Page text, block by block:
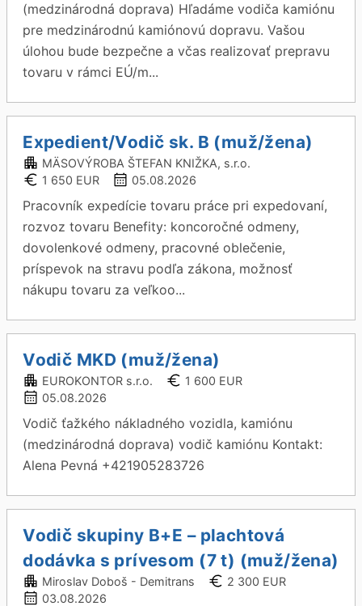
(medzinárodná doprava) Hľadáme vodiča kamiónu
pre medzinárodnú kamiónovú dopravu. Vašou
úlohou bude bezpečne a včas realizovať prepravu
tovaru v rámci EÚ/m...
Expedient/Vodič sk. B (muž/žena)
MÄSOVÝROBA ŠTEFAN KNIŽKA, s.r.o.
1 650 EUR
05.08.2026
Pracovník expedície tovaru práce pri expedovaní,
rozvoz tovaru Benefity: koncoročné odmeny,
dovolenkové odmeny, pracovné oblečenie,
príspevok na stravu podľa zákona, možnosť
nákupu tovaru za veľkoo...
Vodič MKD (muž/žena)
EUROKONTOR s.r.o.
1 600 EUR
05.08.2026
Vodič ťažkého nákladného vozidla, kamiónu
(medzinárodná doprava) vodič kamiónu Kontakt:
Alena Pevná +421905283726
Vodič skupiny B+E – plachtová
dodávka s prívesom (7 t) (muž/žena)
Miroslav Doboš - Demitrans
2 300 EUR
03.08.2026